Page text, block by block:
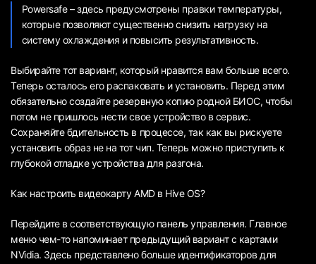
Powersafe – здесь предусмотрены правки температуры,
которые позволяют существенно снизить нагрузку на
систему охлаждения и повысить результативность.
Выбирайте тот вариант, который нравится вам больше всего.
Теперь осталось его распаковать и установить. Перед этим
обязательно создайте резервную копию родной БИОС, чтобы
потом не пришлось нести свое устройство в сервис.
Сохраняйте бдительность в процессе, так как вы рискуете
установить образ не на тот чип. Теперь можно приступить к
глубокой отладке устройства для разгона.
Как настроить видеокарту AMD в Hive OS?
Перейдите в соответствующую панель управления. Главное
меню чем-то напоминает предыдущий вариант с картами
NVidia. Здесь представлено больше идентификаторов для